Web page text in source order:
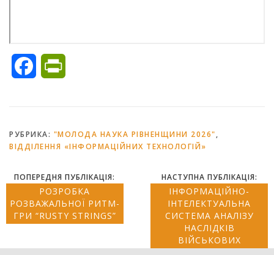
Facebook
РУБРИКА: "МОЛОДА НАУКА РІВНЕНЩИНИ 2026",
ВІДДІЛЕННЯ «ІНФОРМАЦІЙНИХ ТЕХНОЛОГІЙ»
ПОПЕРЕДНЯ ПУБЛІКАЦІЯ:
РОЗРОБКА
РОЗВАЖАЛЬНОЇ РИТМ-
ГРИ “RUSTY STRINGS”
НАСТУПНА ПУБЛІКАЦІЯ:
ІНФОРМАЦІЙНО-
ІНТЕЛЕКТУАЛЬНА
СИСТЕМА АНАЛІЗУ
НАСЛІДКІВ
ВІЙСЬКОВИХ